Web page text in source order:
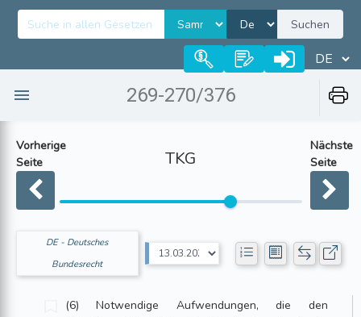
Suchen
269-270/376
Vorherige
Seite
TKG
Nächste
Seite
DE - Deutsches
Bundesrecht
(6) Notwendige Aufwendungen, die den